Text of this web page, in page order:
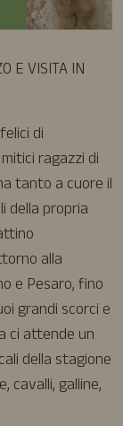
E VISITA IN
di
ragazzi di
tanto a cuore il
della propria
alla
e Pesaro, fino
grandi scorci e
ci attende un
della stagione
cavalli, galline,